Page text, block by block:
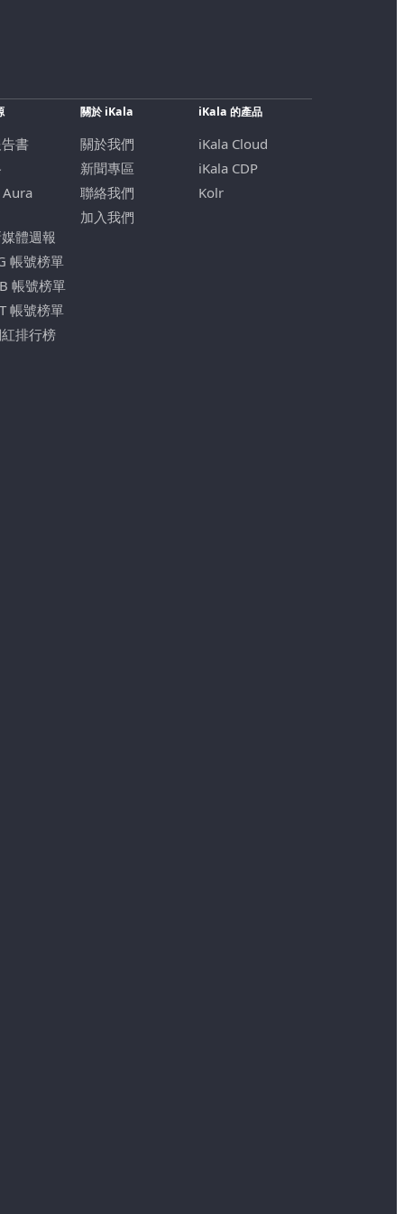
書
體週報
帳號榜單
帳號榜單
帳號榜單
排行榜
關於 iKala
關於我們
新聞專區
聯絡我們
加入我們
iKala 的產品
iKala Cloud
iKala CDP
Kolr